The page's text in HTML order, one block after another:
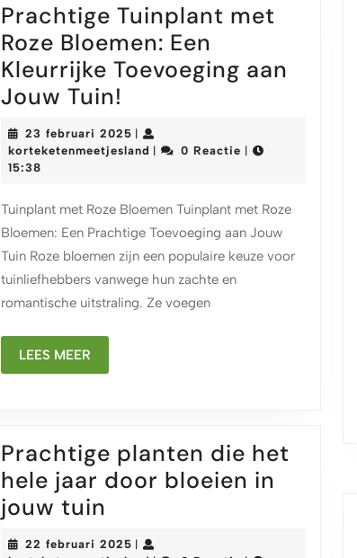
Prachtige Tuinplant met
Roze Bloemen: Een
Kleurrijke Toevoeging aan
Jouw Tuin!
Tuinplant
met
Bloemen:
Een
Kleurrijke
Toevoeging
aan
23 februari 2025 23
februari
korteketenmeetjesland korteketenmeetjesland
0 Reactie
15:38
Tuinplant met Roze Bloemen Tuinplant met Roze
Bloemen: Een Prachtige Toevoeging aan Jouw
Tuin Roze bloemen zijn een populaire keuze voor
tuinliefhebbers vanwege hun zachte en
romantische uitstraling. Ze voegen
LEES MEER
MEER
Prachtige planten die het
hele jaar door bloeien in
jouw tuin
planten
22 februari 2025 22